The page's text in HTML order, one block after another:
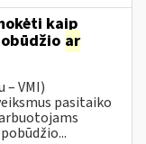
kaip
ar
VMI)
pasitaiko